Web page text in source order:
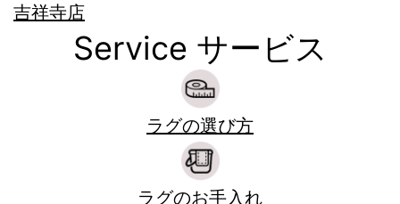
吉祥寺店
Service サービス
ラグの選び方
ラグのお手入れ